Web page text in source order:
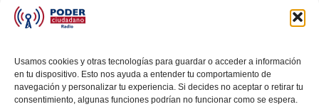
Usamos cookies y otras tecnologías para guardar o acceder a información
en tu dispositivo. Esto nos ayuda a entender tu comportamiento de
navegación y personalizar tu experiencia. Si decides no aceptar o retirar tu
consentimiento, algunas funciones podrían no funcionar como se espera.
buscan un México informado y participativo.
Nuestro compromiso es conectar con la
transformación social a través de noticias claras,
veraces y al alcance de todos.